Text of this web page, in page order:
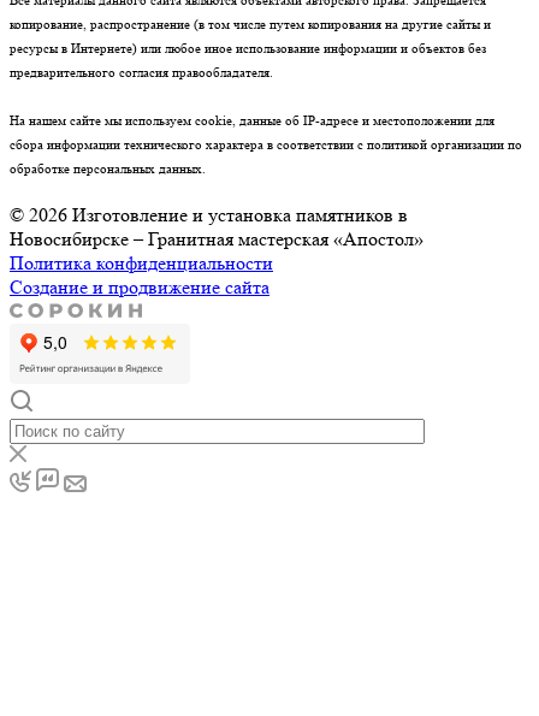
копирование, распространение (в том числе путем копирования на другие сайты и
ресурсы в Интернете) или любое иное использование информации и объектов без
предварительного согласия правообладателя.
На нашем сайте мы используем cookie, данные об IP-адресе и местоположении для
сбора информации технического характера в соответствии с политикой организации по
обработке персональных данных.
© 2026 Изготовление и установка памятников в
Новосибирске – Гранитная мастерская «Апостол»
Политика конфиденциальности
Создание и продвижение сайта